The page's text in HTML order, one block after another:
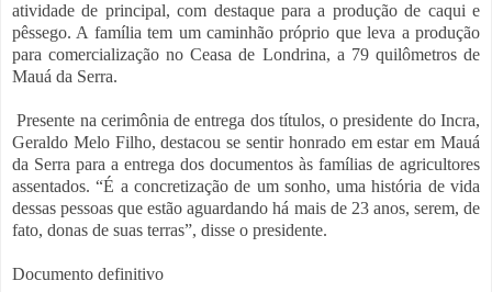
atividade de principal, com destaque para a produção de caqui e
pêssego. A família tem um caminhão próprio que leva a produção
para comercialização no Ceasa de Londrina, a 79 quilômetros de
Mauá da Serra.
Presente na cerimônia de entrega dos títulos, o presidente do Incra,
Geraldo Melo Filho, destacou se sentir honrado em estar em Mauá
da Serra para a entrega dos documentos às famílias de agricultores
assentados. “É a concretização de um sonho, uma história de vida
dessas pessoas que estão aguardando há mais de 23 anos, serem, de
fato, donas de suas terras”, disse o presidente.
Documento definitivo